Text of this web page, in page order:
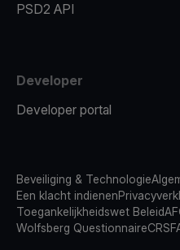
PSD2 API
Developer
Developer portal
Beveiliging & Technologie
Een klacht indienen
Toegankelijkheidswet Beleid
Wolfsberg QuestionnaireCRS